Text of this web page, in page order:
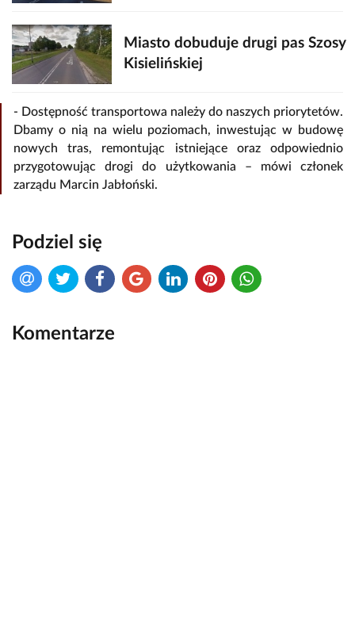
Miasto dobuduje drugi pas Szosy
Kisielińskiej
- Dostępność transportowa należy do naszych priorytetów.
Dbamy o nią na wielu poziomach, inwestując w budowę
nowych tras, remontując istniejące oraz odpowiednio
przygotowując drogi do użytkowania – mówi członek
zarządu Marcin Jabłoński.
Podziel się
Komentarze